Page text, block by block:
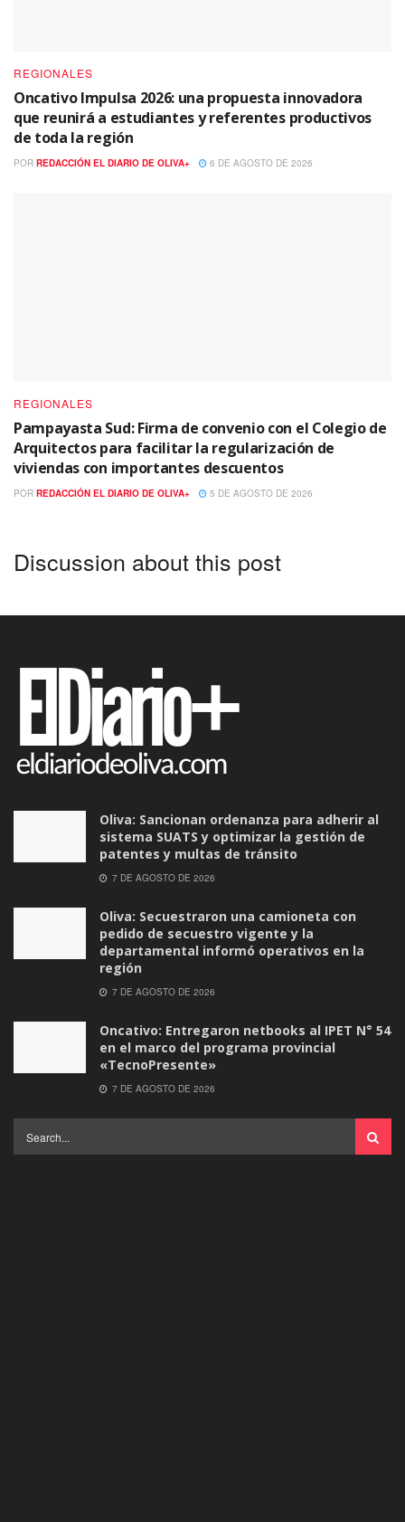
REGIONALES
Oncativo Impulsa 2026: una propuesta innovadora
que reunirá a estudiantes y referentes productivos
de toda la región
POR REDACCIÓN EL DIARIO DE OLIVA+ 6 DE AGOSTO DE 2026
REGIONALES
Pampayasta Sud: Firma de convenio con el Colegio de
Arquitectos para facilitar la regularización de
viviendas con importantes descuentos
POR REDACCIÓN EL DIARIO DE OLIVA+ 5 DE AGOSTO DE 2026
Discussion about this post
Oliva: Sancionan ordenanza para adherir al
sistema SUATS y optimizar la gestión de
patentes y multas de tránsito
7 DE AGOSTO DE 2026
Oliva: Secuestraron una camioneta con
pedido de secuestro vigente y la
departamental informó operativos en la
región
7 DE AGOSTO DE 2026
Oncativo: Entregaron netbooks al IPET N° 54
en el marco del programa provincial
«TecnoPresente»
7 DE AGOSTO DE 2026